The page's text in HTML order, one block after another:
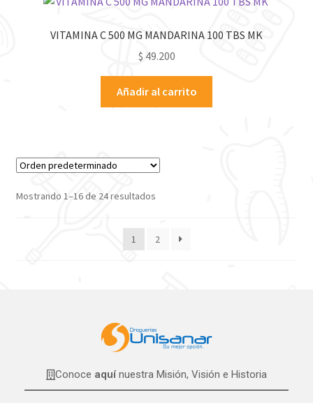
VITAMINA C 500 MG MANDARINA 100 TBS MK
$ 49.200
Añadir al carrito
Mostrando 1–16 de 24 resultados
1 2
Conoce aquínuestra Misión, Visión e Historia